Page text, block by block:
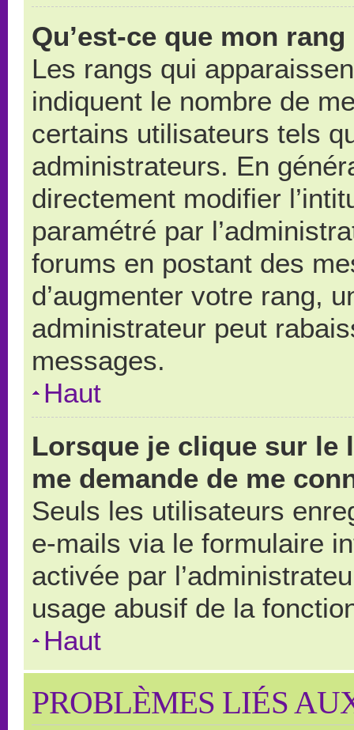
Qu’est-ce que mon
Les rangs qui
indiquent le nombre de
certains utilisateurs tels
administrateurs. En
directement modifier
paramétré par
forums en postant des
d’augmenter votre rang,
administrateur peut
messages.
Haut
Lorsque je clique sur le
me demande de me
Seuls les utilisateurs
e-mails via le formulaire
activée par
usage abusif de la
Haut
PROBLÈMES LIÉS